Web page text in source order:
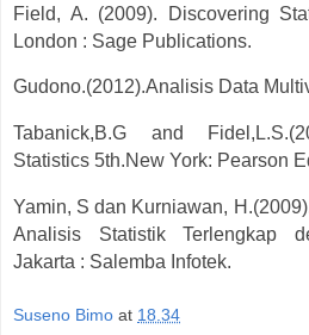
Field, A. (2009). Discovering
London : Sage Publications.
Gudono.(2012).Analisis Data
Tabanick,B.G and
Statistics 5th.New York: Pearson
Yamin, S dan Kurniawan,
Analisis Statistik Terlengkap
Jakarta : Salemba Infotek.
Suseno Bimo at 18.34